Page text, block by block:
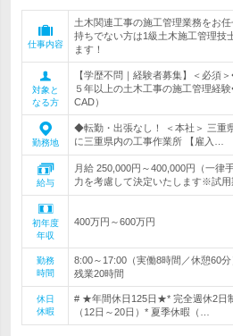
仕事内容
土木関連工事の施工管理業務をお
持ちでない方は1級土木施工管理技
ます！
対象と
なる方
【学歴不問｜経験者募集】＜必
５年以上の土木工事の施工管理経
CAD）
勤務地
◆転勤・出張なし！ ＜本社＞ 三重
に三重県内の工事作業所 【雇入…
給与
月給 250,000円～400,000円（一
力を考慮して決定いたします※試用
初年度
年収
400万円～600万円
勤務
時間
8:00～17:00（実働8時間／休憩60
残業20時間
休日
休暇
# ★年間休日125日★* 完全週休2日
（12日～20日）* 夏季休暇（…